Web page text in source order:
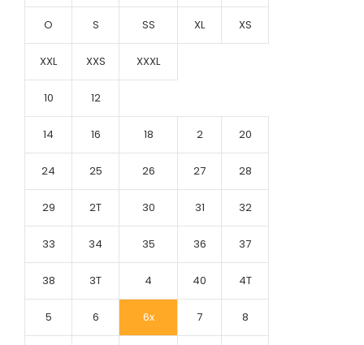
O S SS XL XS
XXL XXS XXXL
10 12
14 16 18 2 20
24 25 26 27 28
29 2T 30 31 32
33 34 35 36 37
38 3T 4 40 4T
5 6 6x 7 8